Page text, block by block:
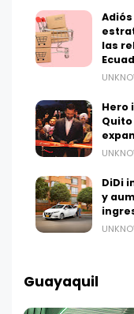
las
Hero
DiDi
y
Guayaquil